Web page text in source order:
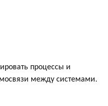
процессы и
между системами.